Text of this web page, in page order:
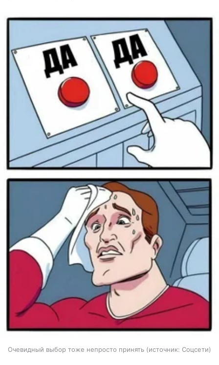
Очевидный выбор тоже непросто принять источник: Соцсети